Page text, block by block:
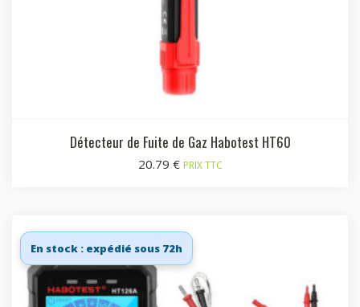
Détecteur de Fuite de Gaz Habotest HT60
20.79 € PRIX TTC
En stock : expédié sous 72h